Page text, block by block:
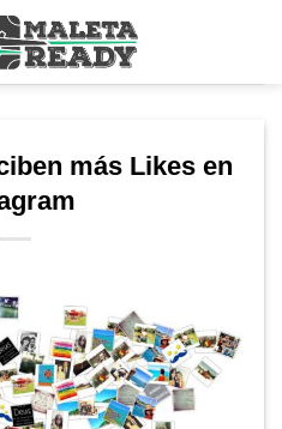
más Likes en